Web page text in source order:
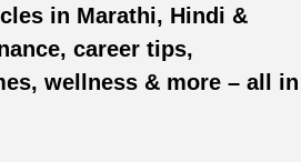
in Marathi, Hindi &
career tips,
wellness & more – all in